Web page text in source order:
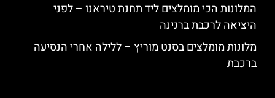
המלונות הכי מומלצים ליד תחנת טיראנו – לפני
היציאה לרכבת ברנינה
מלונות מומלצים בסנט מוריץ – ללילה אחרי הנסיעה
ברכבת